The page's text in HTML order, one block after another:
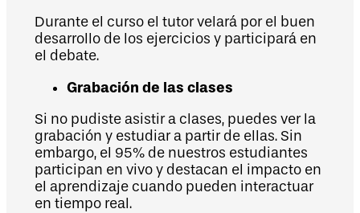
Durante el curso el tutor velará por el buen
desarrollo de los ejercicios y participará en
el debate.
Grabación de las clases
Si no pudiste asistir a clases, puedes ver la
grabación y estudiar a partir de ellas. Sin
embargo, el 95% de nuestros estudiantes
participan en vivo y destacan el impacto en
el aprendizaje cuando pueden interactuar
en tiempo real.